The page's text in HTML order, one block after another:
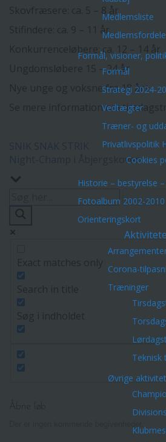
Medlemsliste
Medlemsfordele
Formål, visioner,
Formål
Strategi 2024-
Vedtægter
Træner- og
Privatlivspolitik
Cookies
Historie – bestyrelse
Fotoalbum 2002-2010
Orienteringskort
Corona-
Træninger
Øvrige
Skovfræsere: ca. 5 – 8 år
Stifindere: ca. 9 – 11 år
Konkurrenceløbere: ca. 12 – 14 år
Ungdomsløbere 15 – 24 år
Nye unge og voksne fra 18 år+
Se mere information om
Indlægsnavigation
Night-Champ i Åbjergskoven